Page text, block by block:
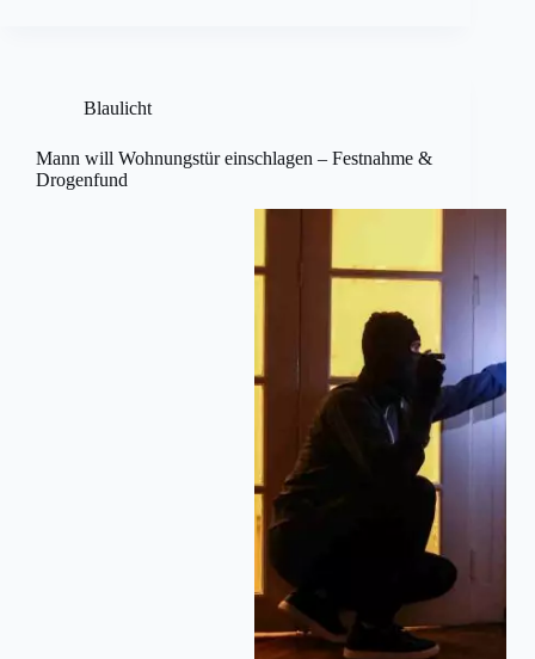
Blaulicht
Mann will Wohnungstür einschlagen – Festnahme &
Drogenfund